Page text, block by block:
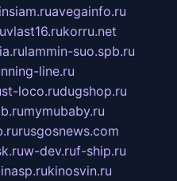
insiam.ruavegainfo.ru
vlast16.rukorru.net
lammin-suo.spb.ru
line.ru
loco.rudugshop.ru
mymubaby.ru
rusgosnews.com
w-dev.ruf-ship.ru
kinosvin.ru